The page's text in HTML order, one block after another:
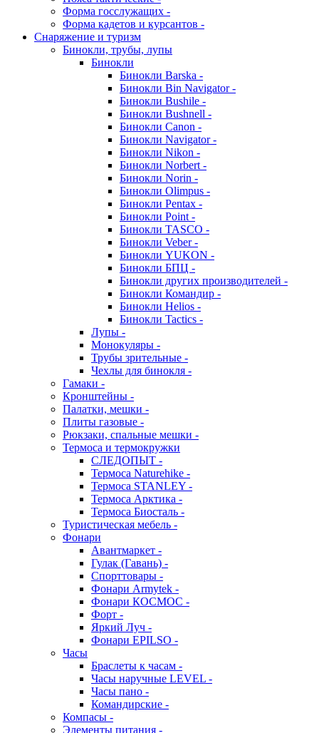
Форма госслужащих -
Форма кадетов и курсантов -
Снаряжение и туризм
Бинокли, трубы, лупы
Бинокли
Бинокли Barska -
Бинокли Bin Navigator -
Бинокли Bushile -
Бинокли Bushnell -
Бинокли Canon -
Бинокли Navigator -
Бинокли Nikon -
Бинокли Norbert -
Бинокли Norin -
Бинокли Olimpus -
Бинокли Pentax -
Бинокли Point -
Бинокли TASCO -
Бинокли Veber -
Бинокли YUKON -
Бинокли БПЦ -
Бинокли других производителей -
Бинокли Командир -
Бинокли Helios -
Бинокли Tactics -
Лупы -
Монокуляры -
Трубы зрительные -
Чехлы для бинокля -
Гамаки -
Кронштейны -
Палатки, мешки -
Плиты газовые -
Рюкзаки, спальные мешки -
Термоса и термокружки
СЛЕДОПЫТ -
Термоса Naturehike -
Термоса STANLEY -
Термоса Арктика -
Термоса Биосталь -
Туристическая мебель -
Фонари
Авантмаркет -
Гулак (Гавань) -
Спорттовары -
Фонари Armytek -
Фонари КОСМОС -
Форт -
Яркий Луч -
Фонари EPILSO -
Часы
Браслеты к часам -
Часы наручные LEVEL -
Часы пано -
Командирские -
Компасы -
Элементы питания -